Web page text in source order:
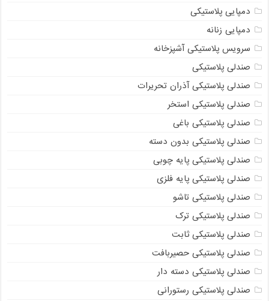
دمپایی پلاستیکی
دمپایی زنانه
سرویس پلاستیکی آشپزخانه
صندلی پلاستیکی
صندلی پلاستیکی آذران تحریرات
صندلی پلاستیکی استخر
صندلی پلاستیکی باغی
صندلی پلاستیکی بدون دسته
صندلی پلاستیکی پایه چوبی
صندلی پلاستیکی پایه فلزی
صندلی پلاستیکی تاشو
صندلی پلاستیکی ترک
صندلی پلاستیکی ثابت
صندلی پلاستیکی حصیربافت
صندلی پلاستیکی دسته دار
صندلی پلاستیکی رستورانی